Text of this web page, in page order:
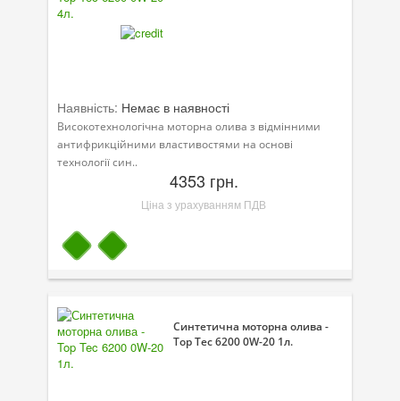
Наявність: Немає в наявності
Високотехнологічна моторна олива з відмінними
антифрикційними властивостями на основі
технології син..
4353 грн.
Ціна з урахуванням ПДВ
Синтетична моторна олива -
Top Tec 6200 0W-20 1л.